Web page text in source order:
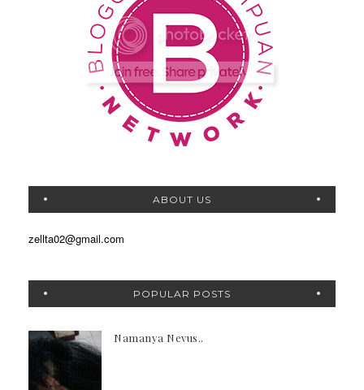
ABOUT US
zellta02@gmail.com
POPULAR POSTS
Namanya Nevus..